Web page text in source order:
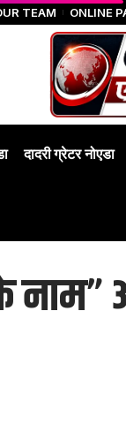
TEAM ONLINE
दादरी ग्रेटर नोएडा